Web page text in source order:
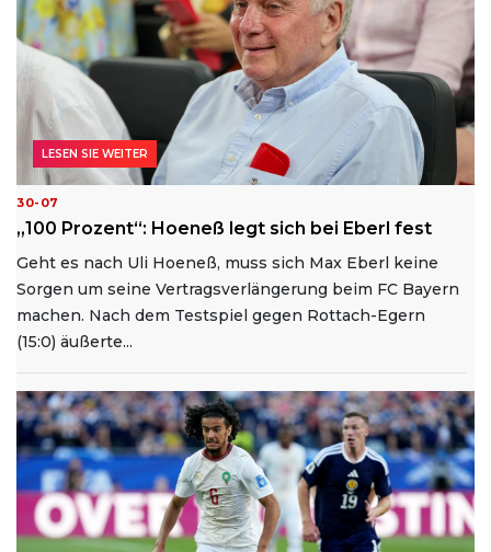
30-07
„100 Prozent“: Hoeneß legt sich bei Eberl fest
Geht es nach Uli Hoeneß, muss sich Max Eberl keine
Sorgen um seine Vertragsverlängerung beim FC Bayern
machen. Nach dem Testspiel gegen Rottach-Egern
(15:0) äußerte...
LESEN SIE WEITER